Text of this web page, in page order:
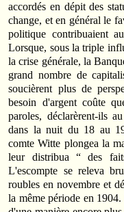
accordés en dépit des
change, et en général le
politique contribuaient
Lorsque, sous la triple
la crise générale, la
grand nombre de
soucièrent plus de
besoin d'argent coûte
paroles, déclarèrent‑ils
dans la nuit du 18 au
comte Witte plongea la
leur distribua “ des
L'escompte se releva
roubles en novembre et
la même période en